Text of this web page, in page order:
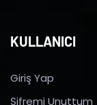
KULLANICI
Giriş Yap
Şifremi Unuttum